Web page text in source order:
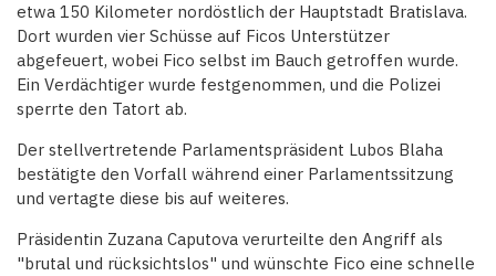
etwa 150 Kilometer nordöstlich der Hauptstadt Bratislava.
Dort wurden vier Schüsse auf Ficos Unterstützer
abgefeuert, wobei Fico selbst im Bauch getroffen wurde.
Ein Verdächtiger wurde festgenommen, und die Polizei
sperrte den Tatort ab.
Der stellvertretende Parlamentspräsident Lubos Blaha
bestätigte den Vorfall während einer Parlamentssitzung
und vertagte diese bis auf weiteres.
Präsidentin Zuzana Caputova verurteilte den Angriff als
"brutal und rücksichtslos" und wünschte Fico eine schnelle